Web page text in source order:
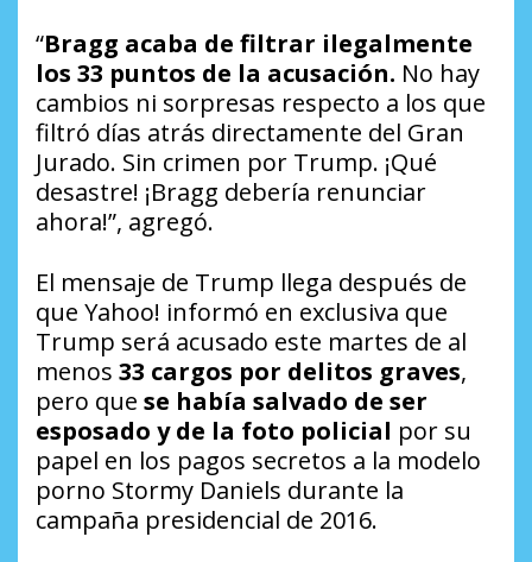
“Bragg acaba de filtrar ilegalmente
los 33 puntos de la acusación. No hay
cambios ni sorpresas respecto a los que
filtró días atrás directamente del Gran
Jurado. Sin crimen por Trump. ¡Qué
desastre! ¡Bragg debería renunciar
ahora!”, agregó.
El mensaje de Trump llega después de
que Yahoo! informó en exclusiva que
Trump será acusado este martes de al
menos 33 cargos por delitos graves,
pero que se había salvado de ser
esposado y de la foto policial por su
papel en los pagos secretos a la modelo
porno Stormy Daniels durante la
campaña presidencial de 2016.